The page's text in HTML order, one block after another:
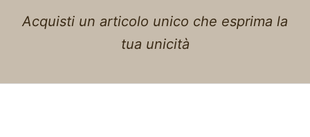
Acquisti un articolo unico che esprima la
tua unicità